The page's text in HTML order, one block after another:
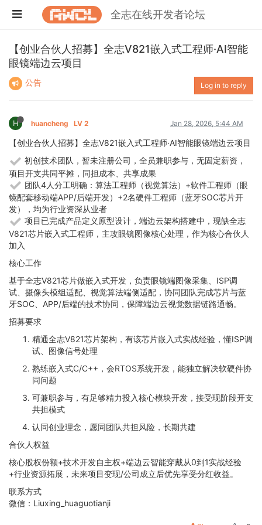
全志在线开发者论坛
【创业合伙人招募】全志V821嵌入式工程师·AI智能
眼镜端边云项目
公告 Log in to reply
H huancheng LV 2 Jan 28, 2026, 5:44 AM
【创业合伙人招募】全志V821嵌入式工程师·AI智能眼镜端边云项目
初创技术团队，暂未注册公司，全员兼职参与，无固定薪资，
项目开支共同平摊，同担成本、共享成果
团队4人分工明确：算法工程师（视觉算法）+软件工程师（眼
镜配套移动端APP/后端开发）+2名硬件工程师（蓝牙SOC芯片开
发），均为行业资深从业者
项目已完成产品定义原型设计，端边云架构搭建中，现缺全志
V821芯片嵌入式工程师，主攻眼镜图像核心处理，作为核心合伙人
加入
核心工作
基于全志V821芯片做嵌入式开发，负责眼镜端图像采集、ISP调
试、摄像头模组适配、视觉算法端侧适配，协同团队完成芯片与蓝
牙SOC、APP/后端的技术协同，保障端边云视觉数据链路通畅。
招募要求
精通全志V821芯片架构，有该芯片嵌入式实战经验，懂ISP调
试、图像信号处理
熟练嵌入式C/C++，会RTOS系统开发，能独立解决软硬件协
同问题
可兼职参与，有足够精力投入核心模块开发，接受现阶段开支
共担模式
认同创业理念，愿同团队共担风险，长期共建
合伙人权益
核心股权份额+技术开发自主权+端边云智能穿戴从0到1实战经验
+行业资源拓展，未来项目变现/公司成立后优先享受分红收益。
联系方式
微信：Liuxing_huaguotianji